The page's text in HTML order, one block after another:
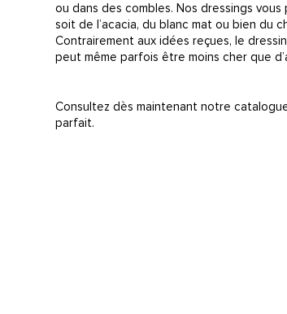
ou dans des combles. Nos dressings
soit de l’acacia, du blanc mat ou bien du
Contrairement aux idées reçues, le
peut même parfois être moins cher que
Consultez dès maintenant notre
parfait.